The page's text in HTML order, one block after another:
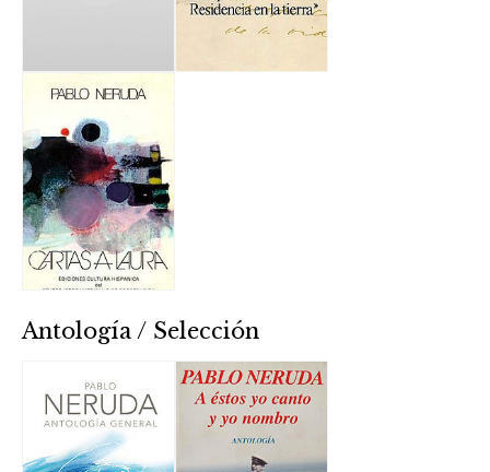
Antología / Selección